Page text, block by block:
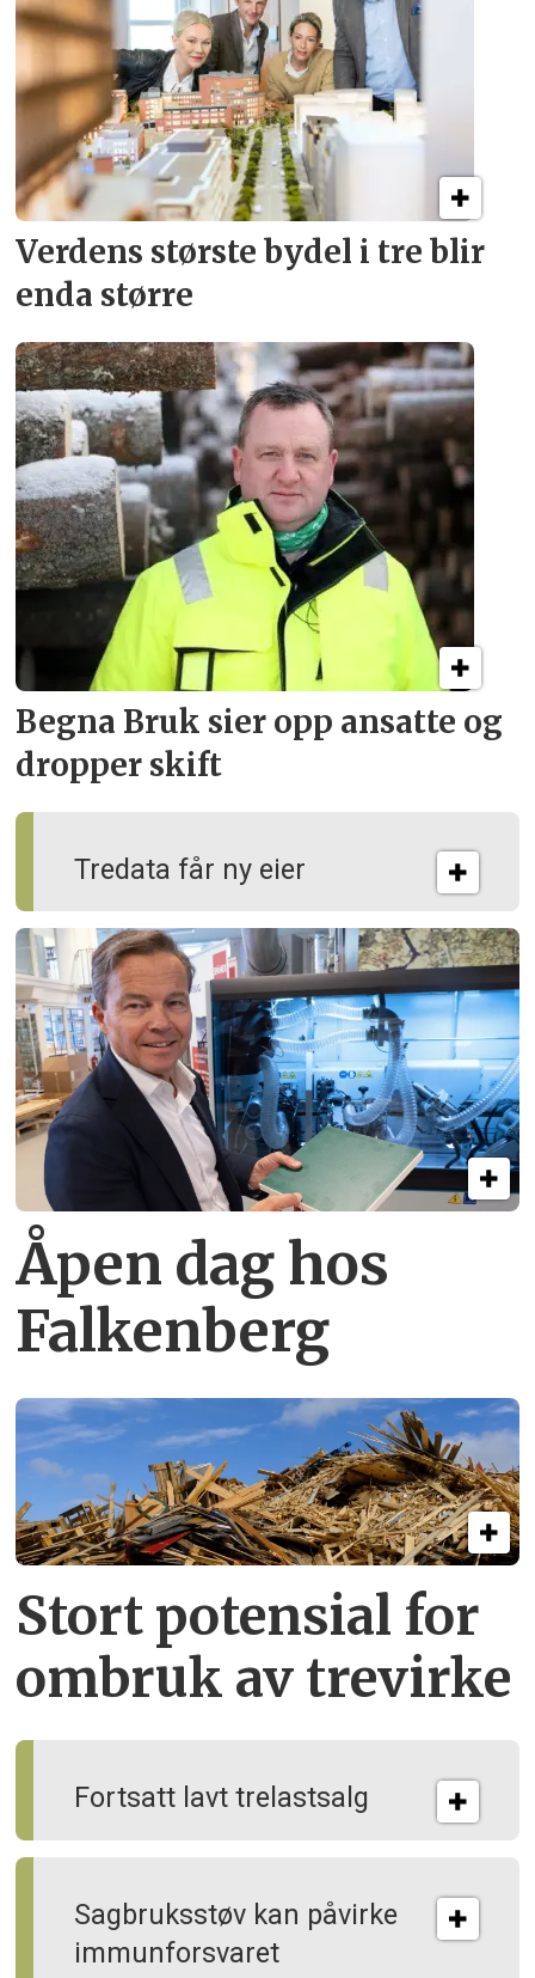
Verdens største bydel i tre blir
enda større
Tredata får ny eier
Begna Bruk sier opp ansatte og
dropper skift
Åpen dag hos
Falkenberg
Stort potensial for
ombruk av tre­virke
Fortsatt lavt trelastsalg
Sagbruksstøv kan på­virke
immun­forsvaret